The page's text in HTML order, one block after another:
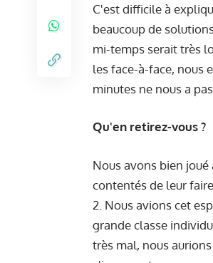
C'est difficile à
beaucoup de
mi-temps serait très
les face-à-face, nous
minutes ne nous a
Qu'en retirez-vous ?
Nous avons bien
contentés de leur
2. Nous avions cet
grande classe
très mal, nous